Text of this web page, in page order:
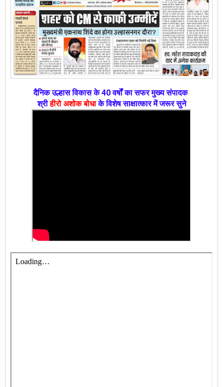
दैनिक उल्हास विकास के 40 वर्षों का सफर मुख्य संपादक
श्रीहीरो अशोक बोधाके विशेष साक्षात्कार में जरूर सुने